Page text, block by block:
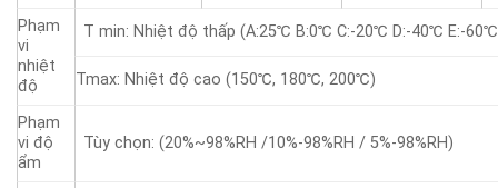
Phạm
vi
nhiệt
độ
T min: Nhiệt độ thấp (A:25℃ B:0℃ C:-20℃ D:-40℃ E:-
Tmax: Nhiệt độ cao (150℃, 180℃, 200℃)
Phạm
vi độ
ẩm
Tùy chọn: (20%~98%RH /10%-98%RH / 5%-98%RH)